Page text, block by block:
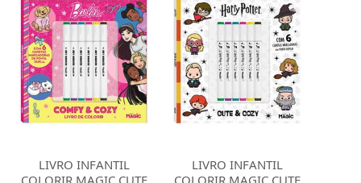
LIVRO INFANTIL
COLORIR MAGIC CUTE
LIVRO INFANTIL
COLORIR MAGIC CUTE